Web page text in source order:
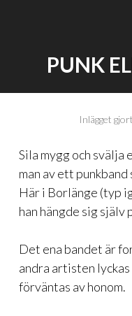
PUNK
Inlägget gjort
Sila mygg och svälja
man av ett punkband
Här i Borlänge (typ
han hängde sig själv
Det ena bandet är
andra artisten
förväntas av honom.